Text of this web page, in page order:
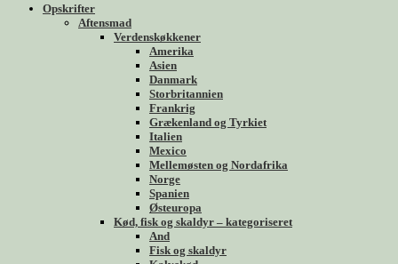
Opskrifter
Aftensmad
Verdenskøkkener
Amerika
Asien
Danmark
Storbritannien
Frankrig
Grækenland og Tyrkiet
Italien
Mexico
Mellemøsten og Nordafrika
Norge
Spanien
Østeuropa
Kød, fisk og skaldyr – kategoriseret
And
Fisk og skaldyr